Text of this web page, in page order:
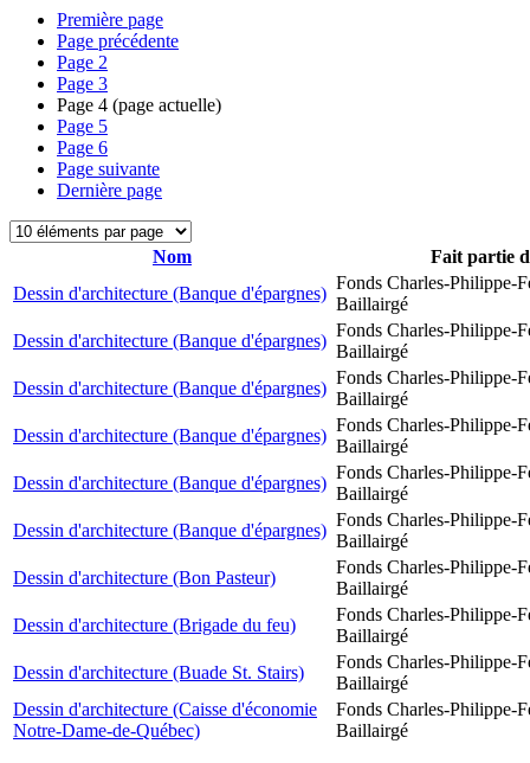
Première page
Page précédente
Page 2
Page 3
Page 4 (page actuelle)
Page 5
Page 6
Page suivante
Dernière page
Nom
Fait partie
Dessin d'architecture (Banque d'épargnes)
Fonds Charles-Philippe-
Baillairgé
Dessin d'architecture (Banque d'épargnes)
Fonds Charles-Philippe-
Baillairgé
Dessin d'architecture (Banque d'épargnes)
Fonds Charles-Philippe-
Baillairgé
Dessin d'architecture (Banque d'épargnes)
Fonds Charles-Philippe-
Baillairgé
Dessin d'architecture (Banque d'épargnes)
Fonds Charles-Philippe-
Baillairgé
Dessin d'architecture (Banque d'épargnes)
Fonds Charles-Philippe-
Baillairgé
Dessin d'architecture (Bon Pasteur)
Fonds Charles-Philippe-
Baillairgé
Dessin d'architecture (Brigade du feu)
Fonds Charles-Philippe-
Baillairgé
Dessin d'architecture (Buade St. Stairs)
Fonds Charles-Philippe-
Baillairgé
Dessin d'architecture (Caisse d'économie
Notre-Dame-de-Québec)
Fonds Charles-Philippe-
Baillairgé